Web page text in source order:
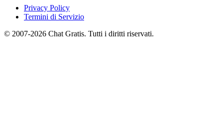
Privacy Policy
Termini di Servizio
© 2007-2026 Chat Gratis. Tutti i diritti riservati.